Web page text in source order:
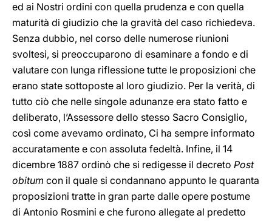
ed ai Nostri ordini con quella prudenza e con quella
maturità di giudizio che la gravità del caso richiedeva.
Senza dubbio, nel corso delle numerose riunioni
svoltesi, si preoccuparono di esaminare a fondo e di
valutare con lunga riflessione tutte le proposizioni che
erano state sottoposte al loro giudizio. Per la verità, di
tutto ciò che nelle singole adunanze era stato fatto e
deliberato, l’Assessore dello stesso Sacro Consiglio,
così come avevamo ordinato, Ci ha sempre informato
accuratamente e con assoluta fedeltà. Infine, il 14
dicembre 1887 ordinò che si redigesse il decreto Post
obitum con il quale si condannano appunto le quaranta
proposizioni tratte in gran parte dalle opere postume
di Antonio Rosmini e che furono allegate al predetto